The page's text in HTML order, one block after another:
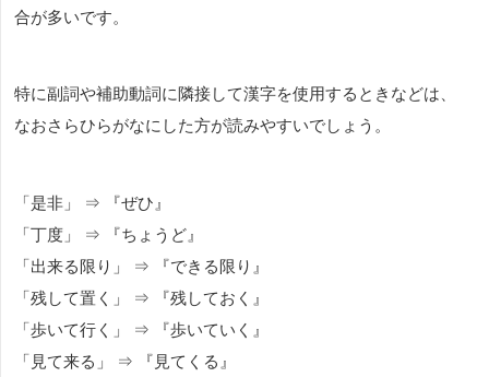
合が多いです。
特に副詞や補助動詞に隣接して漢字を使用するときなどは、
なおさらひらがなにした方が読みやすいでしょう。
「是非」 ⇒ 『ぜひ』
「丁度」 ⇒ 『ちょうど』
「出来る限り」 ⇒ 『できる限り』
「残して置く」 ⇒ 『残しておく』
「歩いて行く」 ⇒ 『歩いていく』
「見て来る」 ⇒ 『見てくる』